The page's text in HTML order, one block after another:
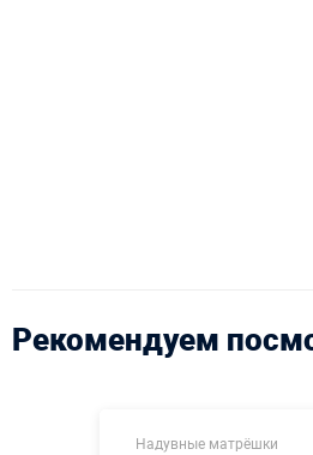
Рекомендуем
Надувные матрёшки